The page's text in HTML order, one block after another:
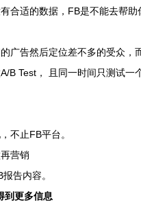
合适的数据，FB是不能去帮助
广告然后定位差不多的受众，
B Test， 且同一时间只测试一
不止FB平台。
营销
告内容。
到更多信息